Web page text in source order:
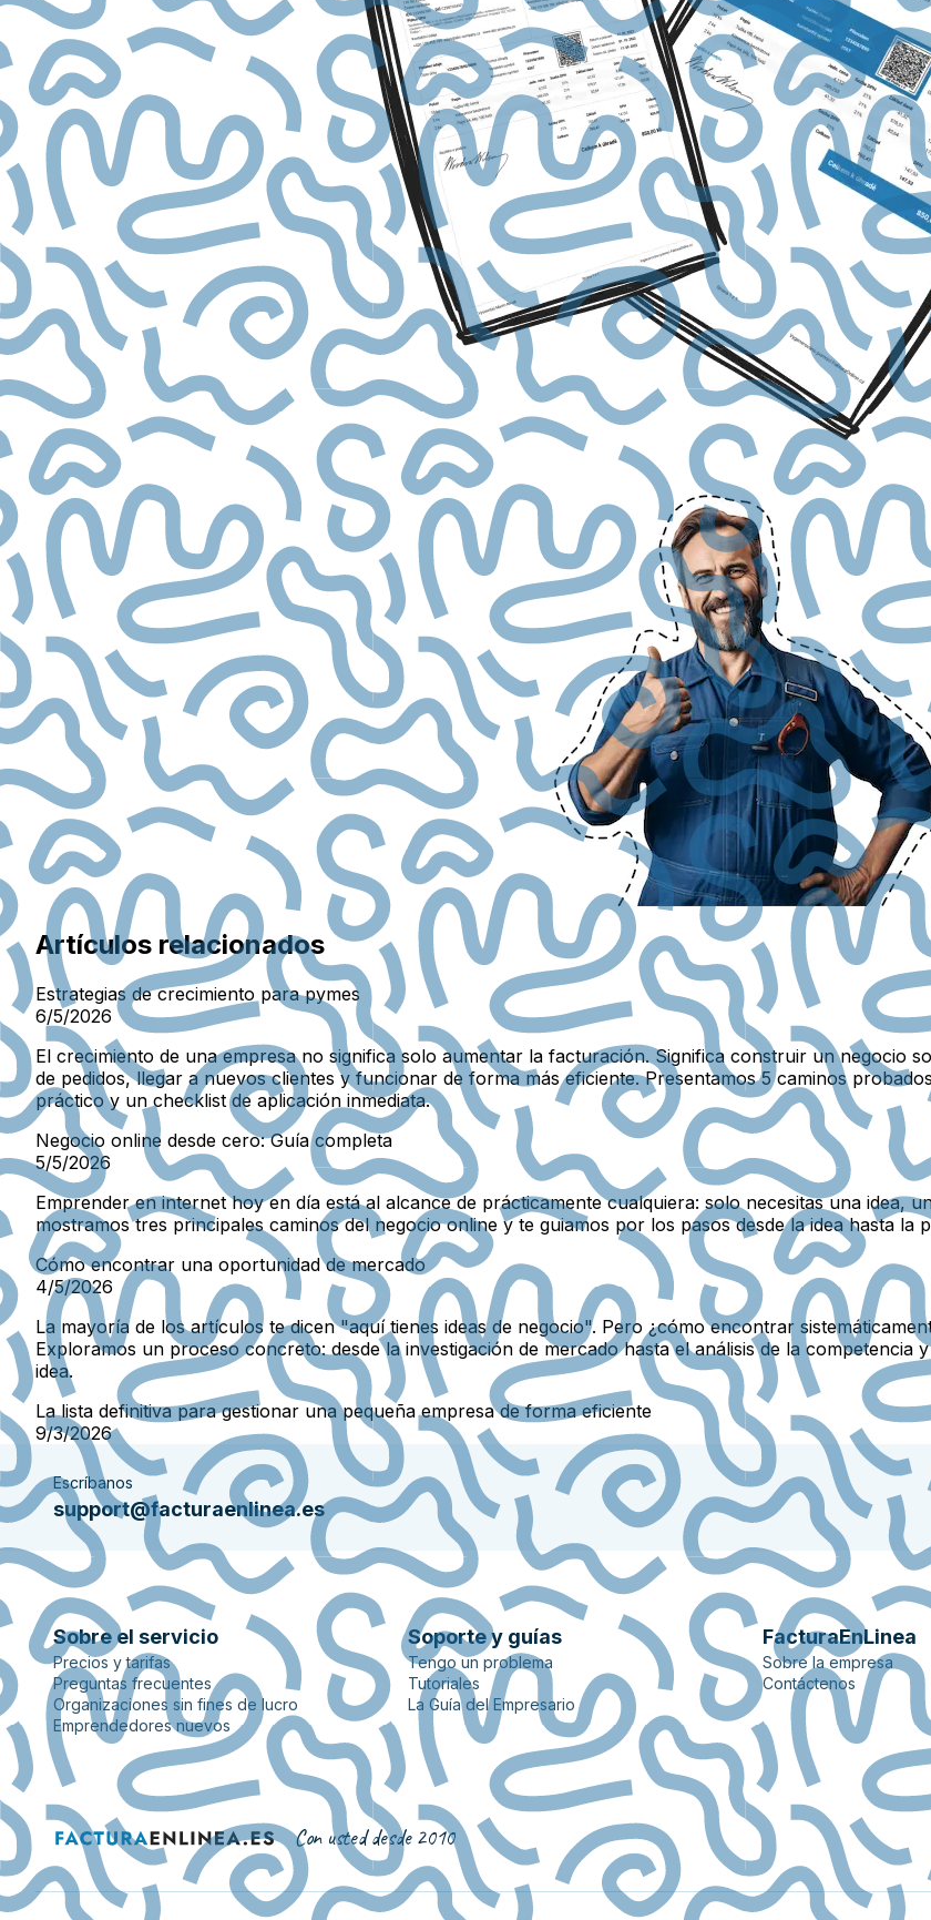
Artículos relacionados
Estrategias de crecimiento para pymes
6/5/2026
El crecimiento de una empresa no significa solo aumentar la facturación. Significa construir un negocio
de pedidos, llegar a nuevos clientes y funcionar de forma más eficiente. Presentamos 5 caminos
práctico y un checklist de aplicación inmediata.
Negocio online desde cero: Guía completa
5/5/2026
Emprender en internet hoy en día está al alcance de prácticamente cualquiera: solo necesitas una idea,
mostramos tres principales caminos del negocio online y te guiamos por los pasos desde la idea hasta la
Cómo encontrar una oportunidad de mercado
4/5/2026
La mayoría de los artículos te dicen "aquí tienes ideas de negocio". Pero ¿cómo encontrar
Exploramos un proceso concreto: desde la investigación de mercado hasta el análisis de la competencia
idea.
La lista definitiva para gestionar una pequeña empresa de forma eficiente
9/3/2026
Escríbanos
support@facturaenlinea.es
Sobre el servicio
Precios y tarifas
Preguntas frecuentes
Organizaciones sin fines de lucro
Emprendedores nuevos
Soporte y guías
Tengo un problema
Tutoriales
La Guía del Empresario
FacturaEnLinea
Sobre la empresa
Contáctenos
Con usted desde 2010